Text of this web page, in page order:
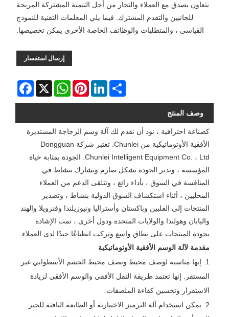
نتعاون بصدق مع العملاء والتجار من أجل التنمية المشتركة المربحة
للجانبين والتقدم المشترك. فيما يلي المعلمات التقنية للنموذج
القياسي ، والمتطلبات والوظائف الخاصة الأخرى يمكن تخصيصها.
إرسال استفسار
Facebook X
WhatsAppPinterestLinkedInShare
وصف المنتج
كصناعة احترافية ، نود أن نقدم لك آلة وسم الزجاجة المستديرة
الأفقية الأوتوماتيكية من Chunlei. تعتبر شركة Dongguan
Chunlei Intelligent Equipment Co. ، Ltd. الجودة بمثابة حياة
المؤسسة ، وتدير الجودة بشكل صارم وتشارك بنشاط في
المنافسة في السوق ، بأداء رائع ، وتتلقى الدعم من العملاء
المحليين ، أثناء استكشاف السوق الدولية بنشاط ، وتصدير
المنتجات إلى الفلبين وباكستان وأستراليا ونيوزيلندا وفنزويلا والهند
واليابان وهولندا والولايات المتحدة ودول أخرى ، تمت الإشادة
بجودة المنتجات على نطاق واسع وتركت انطباعًا جيدًا لدى العملاء.
مقدمة لآلة الوسم الأفقية الأوتوماتيكية
1. إنها مناسبة لوصف محيط ونصف محيط الجسم الأسطواني غير
المستقر. إنها تعتمد طريقة النقل الأفقي والوسم الأفقي لزيادة
الاستقرار وتحسين كفاءة الملصقات.
2. يمكن استخدام آلة الترميز الاختيارية أو الطابعة النافثة للحبر